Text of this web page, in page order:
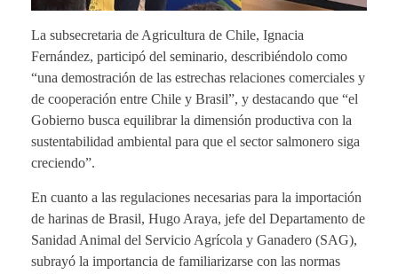
La subsecretaria de Agricultura de Chile, Ignacia
Fernández, participó del seminario, describiéndolo como
“una demostración de las estrechas relaciones comerciales y
de cooperación entre Chile y Brasil”, y destacando que “el
Gobierno busca equilibrar la dimensión productiva con la
sustentabilidad ambiental para que el sector salmonero siga
creciendo”.
En cuanto a las regulaciones necesarias para la importación
de harinas de Brasil, Hugo Araya, jefe del Departamento de
Sanidad Animal del Servicio Agrícola y Ganadero (SAG),
subrayó la importancia de familiarizarse con las normas